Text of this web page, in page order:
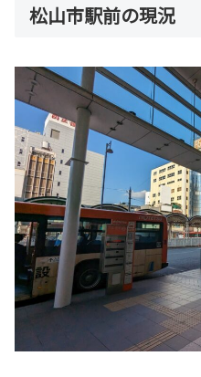
松山市駅前の現況